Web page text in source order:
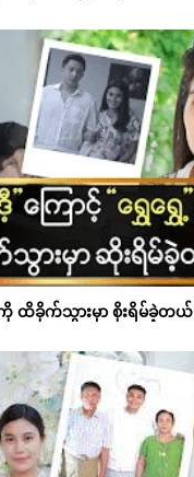
ကို ထိခိုက်သွားမှာ စိုးရိမ်ခဲ့တယ်